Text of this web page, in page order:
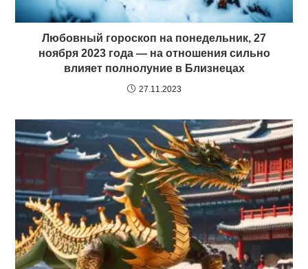
Любовный гороскоп на понедельник, 27
ноября 2023 года — на отношения сильно
влияет полнолуние в Близнецах
27.11.2023